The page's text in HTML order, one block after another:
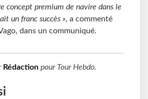
concept premium de navire dans le
un franc succès », a commenté
dans un communiqué.
Rédaction pour Tour Hebdo.